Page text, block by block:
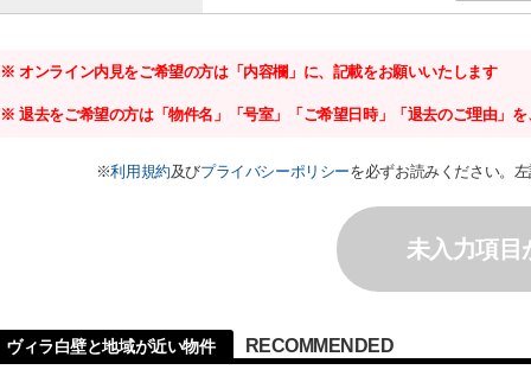
※ オンライン内見をご希望の方は「内容欄」に、記載をお願いいたします
※ 退去をご希望の方は「物件名」「号室」「ご希望日時」「退去のご理由」
※利用規約及びプライバシーポリシーを必ずお読みください。
未入力項目
ヴィラ白壁と地域が近い物件 RECOMMENDED